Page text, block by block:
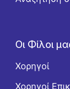
Οι Φίλοι
Χορηγοί
Χορηγοί